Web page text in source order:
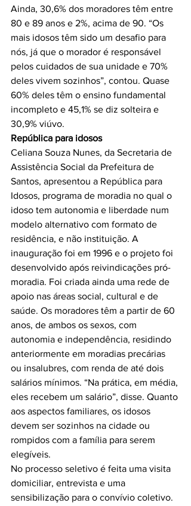
Ainda, 30,6% dos moradores têm entre
80 e 89 anos e 2%, acima de 90. “Os
mais idosos têm sido um desafio para
nós, já que o morador é responsável
pelos cuidados de sua unidade e 70%
deles vivem sozinhos”, contou. Quase
60% deles têm o ensino fundamental
incompleto e 45,1% se diz solteira e
República para idosos
Celiana Souza Nunes, da Secretaria de
Assistência Social da Prefeitura de
Santos, apresentou a República para
Idosos, programa de moradia no qual o
idoso tem autonomia e liberdade num
modelo alternativo com formato de
residência, e não instituição. A
inauguração foi em 1996 e o projeto foi
desenvolvido após reivindicações pró-
moradia. Foi criada ainda uma rede de
apoio nas áreas social, cultural e de
saúde. Os moradores têm a partir de 60
anos, de ambos os sexos, com
autonomia e independência, residindo
anteriormente em moradias precárias
ou insalubres, com renda de até dois
salários mínimos. “Na prática, em média,
eles recebem um salário”, disse. Quanto
aos aspectos familiares, os idosos
devem ser sozinhos na cidade ou
rompidos com a família para serem
elegíveis.
No processo seletivo é feita uma visita
domiciliar, entrevista e uma
sensibilização para o convívio coletivo.